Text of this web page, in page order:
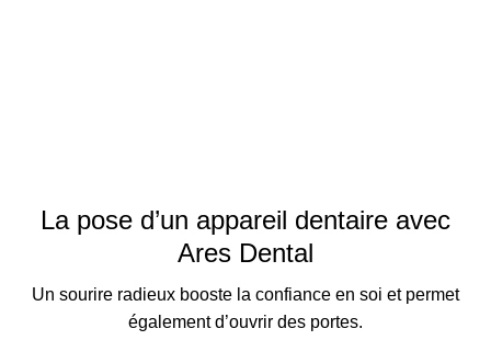
La pose d’un appareil dentaire avec
Ares Dental
Un sourire radieux booste la confiance en soi et permet
également d’ouvrir des portes.